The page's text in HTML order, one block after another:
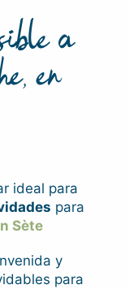
a
en
ideal para
para
Sète
y
para